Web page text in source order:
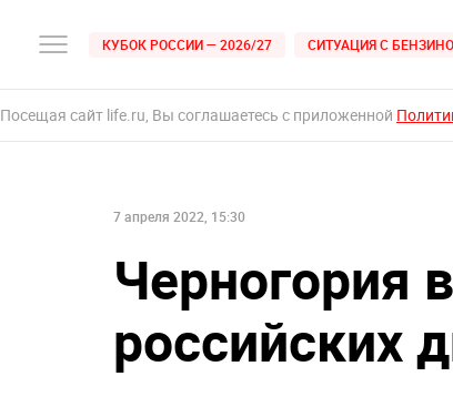
КУБОК РОССИИ — 2026/27 СИТУАЦИЯ С
Посещая сайт life.ru, Вы соглашаетесь с приложенной
7 апреля 2022, 15:30
Черногория
российских